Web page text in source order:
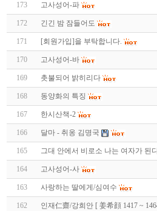
173 고사성어-파
172 긴긴 밤 잠들어도
171 [회원가입]을 부탁합니다.
170 고사성어-바
169 촛불되어 밝히리다
168 동양화의 특징
167 한시산책-2
166 달마 - 취옹 김명국
165 그대 안에서 비로소 나는 여자가 된
164 고사성어-사
163 사랑하는 딸에게/심여수
162 인재仁齋/강희안 [ 姜希顔 1417 ~